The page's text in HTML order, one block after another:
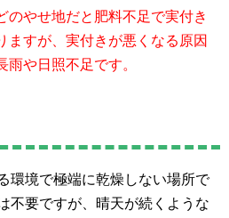
やせ地だと肥料不足で実付き
ますが、実付きが悪くなる原因
や日照不足です。
環境で極端に乾燥しない場所で
不要ですが、晴天が続くような